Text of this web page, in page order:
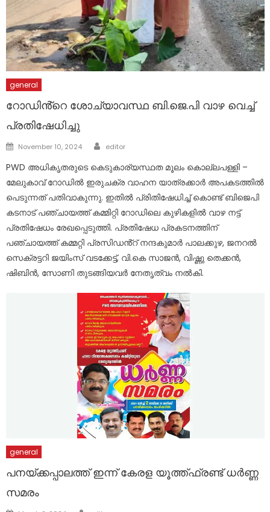
general
റോഡിൻ്റെ ശോച്യാവസ്ഥ ബി.ജെ.പി വാഴ വെച്ച്
പ്രതിഷേധിച്ചു
Posted
November 10, 2024 Author
editor
PWD അധികൃതരുടെ കെടുകാര്യസ്ഥത മൂലം കൊല്ലപള്ളി –
മേലുകാവ് റോഡിൽ ഇരുചക്ര വാഹന യാത്രക്കാർ അപകടത്തിൽ
പെടുന്നത് പതിവാകുന്നു. ഇതിൽ പ്രിതിഷേധിച്ച് കൊണ്ട് ബിജെപി
കടനാട് പഞ്ചായത്ത് കമ്മിറ്റി റോഡിലെ കുഴികളിൽ വാഴ നട്ട്
പ്രതിഷേധം രേഖപ്പെടുത്തി. പ്രതിഷേധ പ്രകടനത്തിന്
പഞ്ചായത്ത് കമ്മറ്റി പ്രസിഡൻ്റ് നന്ദകുമാർ പാലക്കുഴ, ജനറൽ
സെക്രട്ടറി ജയിംസ് വടക്കേട്ട്, വി.കെ സാജൻ, വിഷ്ണു തെക്കൻ,
ഷിബിൻ, സോണി തുടങ്ങിയവർ നേതൃത്വം നൽകി.
general
പനയ്ക്കപ്പാലത്ത് ഇന്ന് കേരള യൂത്ത്ഫ്രണ്ട് ധർണ്ണ
സമരം